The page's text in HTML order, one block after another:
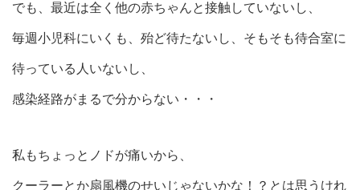
でも、最近は全く他の赤ちゃんと接触していないし、
毎週小児科にいくも、殆ど待たないし、そもそも待合室に
待っている人いないし、
感染経路がまるで分からない・・・
私もちょっとノドが痛いから、
クーラーとか扇風機のせいじゃないかな！？とは思うけれ